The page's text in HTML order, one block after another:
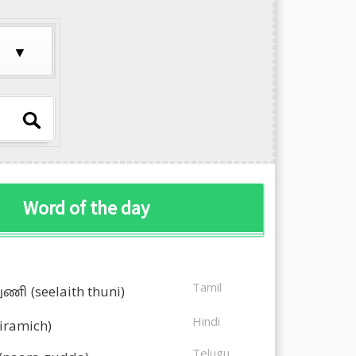
Word of the day
(seelaith thuni) Tamil
Hindi
Telugu